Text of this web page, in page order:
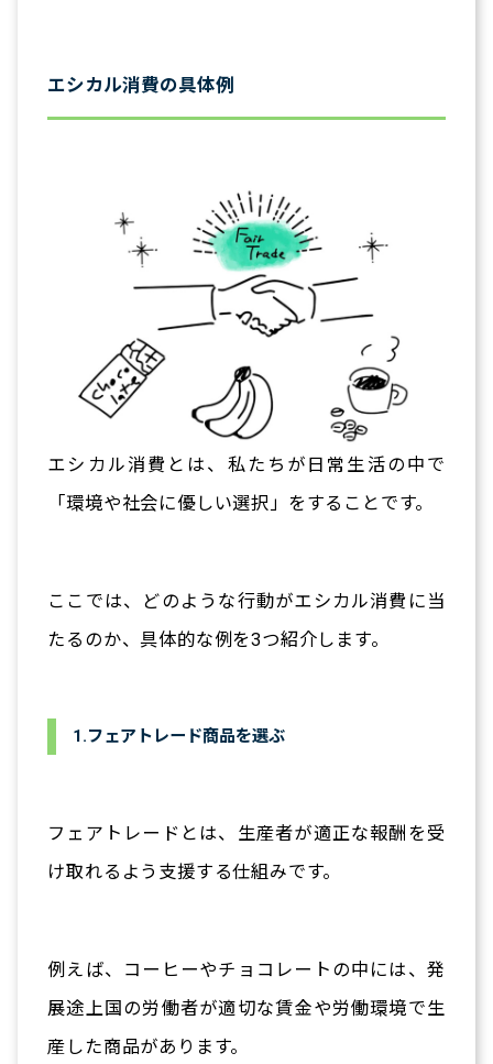
エシカル消費の具体例
エシカル消費とは、私たちが日常生活の中で
「環境や社会に優しい選択」をすることです。
ここでは、どのような行動がエシカル消費に当
たるのか、具体的な例を3つ紹介します。
1.フェアトレード商品を選ぶ
フェアトレードとは、生産者が適正な報酬を受
け取れるよう支援する仕組みです。
例えば、コーヒーやチョコレートの中には、発
展途上国の労働者が適切な賃金や労働環境で生
産した商品があります。